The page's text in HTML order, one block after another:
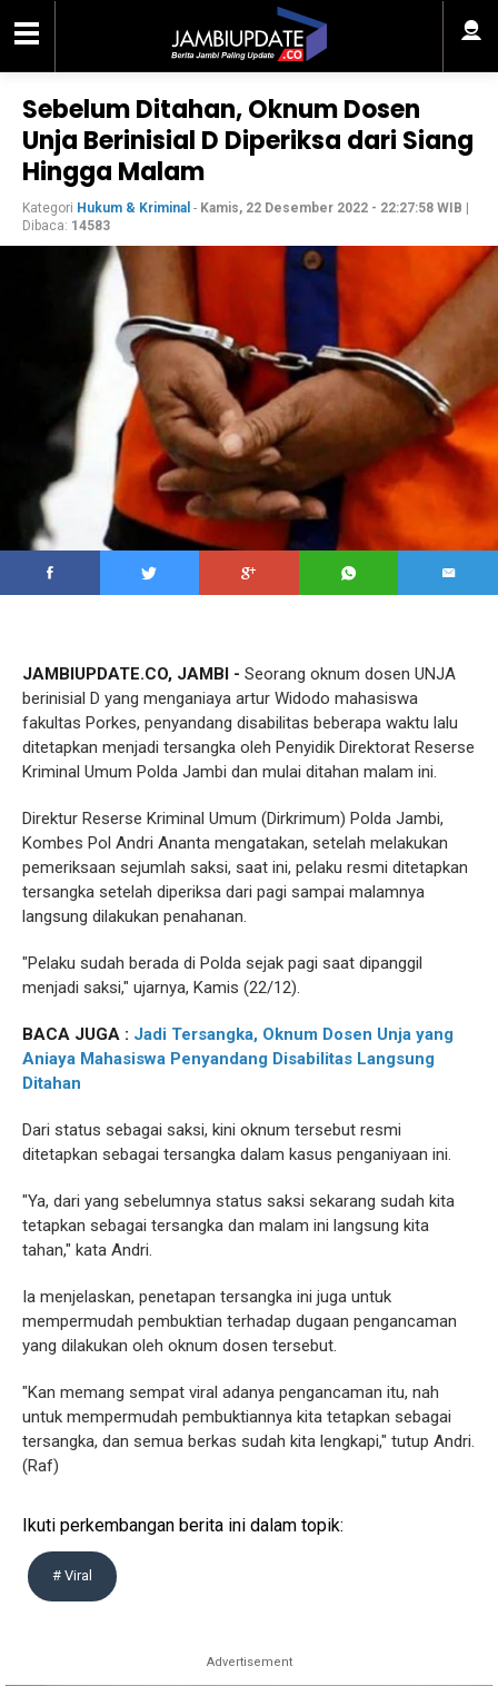
Sebelum Ditahan, Oknum Dosen
Unja Berinisial D Diperiksa dari Siang
Hingga Malam
Kategori Hukum & Kriminal - Kamis, 22 Desember 2022 - 22:27:58 WIB
Dibaca: 14583
JAMBIUPDATE.CO, JAMBI - Seorang oknum dosen UNJA
berinisial D yang menganiaya artur Widodo mahasiswa
fakultas Porkes, penyandang disabilitas beberapa waktu lalu
ditetapkan menjadi tersangka oleh Penyidik Direktorat Reserse
Kriminal Umum Polda Jambi dan mulai ditahan malam ini.
Direktur Reserse Kriminal Umum (Dirkrimum) Polda Jambi,
Kombes Pol Andri Ananta mengatakan, setelah melakukan
pemeriksaan sejumlah saksi, saat ini, pelaku resmi ditetapkan
tersangka setelah diperiksa dari pagi sampai malamnya
langsung dilakukan penahanan.
"Pelaku sudah berada di Polda sejak pagi saat dipanggil
menjadi saksi," ujarnya, Kamis (22/12).
BACA JUGA : Jadi Tersangka, Oknum Dosen Unja yang
Aniaya Mahasiswa Penyandang Disabilitas Langsung
Ditahan
Dari status sebagai saksi, kini oknum tersebut resmi
ditetapkan sebagai tersangka dalam kasus penganiyaan ini.
"Ya, dari yang sebelumnya status saksi sekarang sudah kita
tetapkan sebagai tersangka dan malam ini langsung kita
tahan," kata Andri.
Ia menjelaskan, penetapan tersangka ini juga untuk
mempermudah pembuktian terhadap dugaan pengancaman
yang dilakukan oleh oknum dosen tersebut.
"Kan memang sempat viral adanya pengancaman itu, nah
untuk mempermudah pembuktiannya kita tetapkan sebagai
tersangka, dan semua berkas sudah kita lengkapi," tutup Andri.
(Raf)
Ikuti perkembangan berita ini dalam topik:
# Viral
Advertisement